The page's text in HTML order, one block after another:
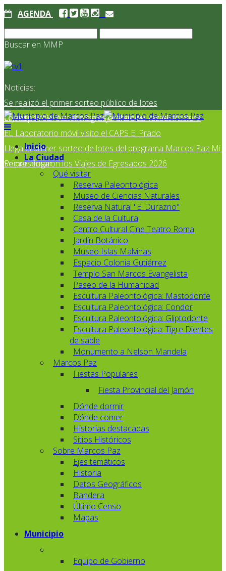
AGENDA
Buscar en MMP
Noticias:
Se realizó el primer sorteo público de lotes
correspondientes al programa Marcos Paz Mi Primer
El Jardín N° 910 continúa mejorando su infraestructura
EL Laboratorio móvil visito el CAPS El Prado
Llega el primer sorteo de lotes del programa Marcos Paz Mi
Primer Hogar
Se presentaron los Viajes de Egresados 2026
Inicio
La Ciudad
Qué visitar
Reserva Paleontológica
Museo de Ciencias Naturales
Reserva Natural "El Durazno"
Casa de la Cultura
Centro Cultural Cine Teatro Roma
Jardín Botánico
Museo Islas Malvinas
Espacio Colonia Gutiérrez
Templo San Marcos Evangelista
Paseo de la Humanidad
Escultura Paleontológica: Mastodonte
Escultura Paleontológica: Condor
Escultura Paleontológica: Gliptodonte
Escultura Paleontológica: Tigre Dientes
de sable
Monumento a Nelson Mandela
Marcos Paz
Fiestas Populares
Fiesta Provincial del Jamón
Dónde dormir
Dónde comer
Historias destacadas
Sitios Históricos
Sobre Marcos Paz
Ejes temáticos
Historia
Datos Geográficos
Bandera
Último Censo
Mapas
Municipio
Equipo de Gobierno